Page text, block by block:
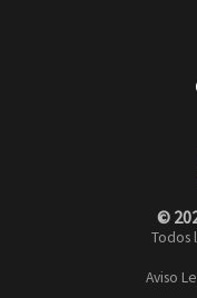
trabajamos en el
diestro haciendo
©
Todos
Aviso